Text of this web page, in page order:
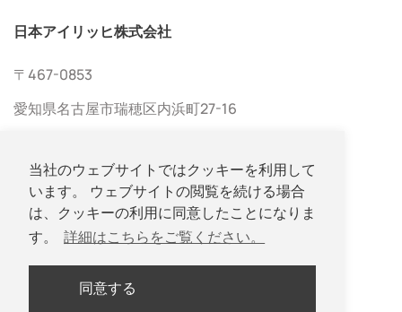
当社のウェブサイトではクッキーを利用して
います。 ウェブサイトの閲覧を続ける場合
は、クッキーの利用に同意したことになりま
す。
詳細はこちらをご覧ください。
同意する
日本アイリッヒ株式会社
〒467-0853
愛知県名古屋市瑞穂区内浜町27-16
052-533-2578